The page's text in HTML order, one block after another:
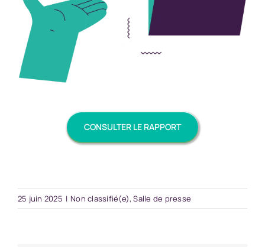
CONSULTER LE RAPPORT
25 juin 2025 | Non classifié(e),Salle de presse